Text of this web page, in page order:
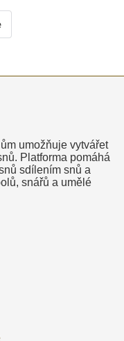
umožňuje vytvářet
Platforma pomáhá
sdílením snů a
snářů a umělé